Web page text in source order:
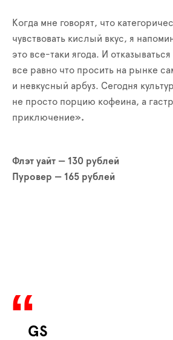
Когда мне говорят, что
чувствовать кислый вкус, я
это все-таки ягода. И
все равно что просить на рынке
и невкусный арбуз. Сегодня
не просто порцию кофеина, а
приключение».
Флэт уайт — 130 рублей
Пуровер — 165 рублей
GS